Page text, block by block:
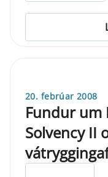
20. febrúar 2008
Fundur um
Solvency II